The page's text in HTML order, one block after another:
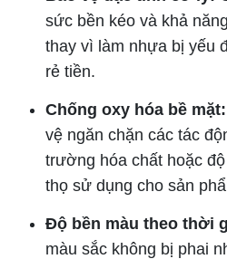
sức bền kéo và khả
thay vì làm nhựa bị yếu
rẻ tiền.
Chống oxy hóa bề mặt:
vệ ngăn chặn các tác
trường hóa chất hoặc
thọ sử dụng cho sản
Độ bền màu theo thời
màu sắc không bị phai